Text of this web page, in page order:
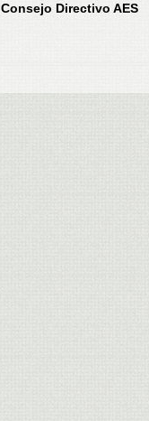
Consejo Directivo AES